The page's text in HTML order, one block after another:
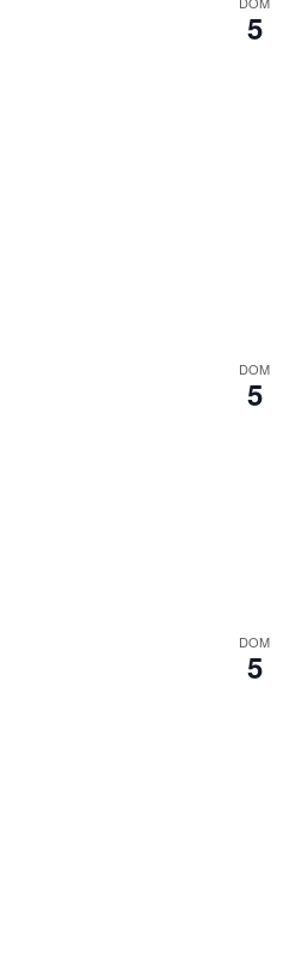
5
DOM
5
DOM
5